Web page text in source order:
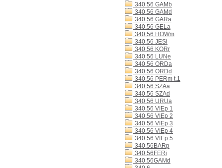
340.56 GAMb
340.56 GAMd
340.56 GARa
340.56 GELa
340.56 HOWm
340.56 JESi
340.56 KORr
340.56 LUNe
340.56 ORDa
340.56 ORDd
340.56 PERm t.1
340.56 SZAa
340.56 SZAd
340.56 URUa
340.56 VIEp 1
340.56 VIEp 2
340.56 VIEp 3
340.56 VIEp 4
340.56 VIEp 5
340.56BARp
340.56FERi
340.56GAMd